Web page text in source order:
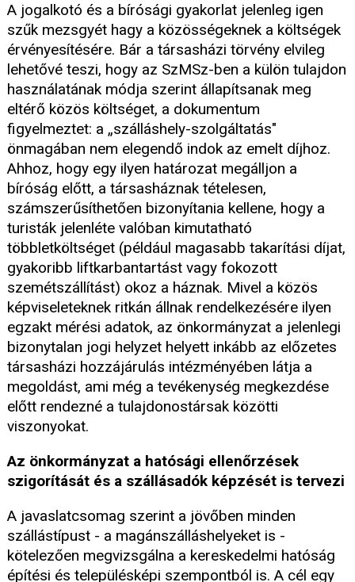
A jogalkotó és a bírósági gyakorlat jelenleg igen
szűk mezsgyét hagy a közösségeknek a költségek
érvényesítésére. Bár a társasházi törvény elvileg
lehetővé teszi, hogy az SzMSz-ben a külön tulajdon
használatának módja szerint állapítsanak meg
eltérő közös költséget, a dokumentum
figyelmeztet: a „szálláshely-szolgáltatás"
önmagában nem elegendő indok az emelt díjhoz.
Ahhoz, hogy egy ilyen határozat megálljon a
bíróság előtt, a társasháznak tételesen,
számszerűsíthetően bizonyítania kellene, hogy a
turisták jelenléte valóban kimutatható
többletköltséget (például magasabb takarítási díjat,
gyakoribb liftkarbantartást vagy fokozott
szemétszállítást) okoz a háznak. Mivel a közös
képviseleteknek ritkán állnak rendelkezésére ilyen
egzakt mérési adatok, az önkormányzat a jelenlegi
bizonytalan jogi helyzet helyett inkább az előzetes
társasházi hozzájárulás intézményében látja a
megoldást, ami még a tevékenység megkezdése
előtt rendezné a tulajdonostársak közötti
viszonyokat.
Az önkormányzat a hatósági ellenőrzések
szigorítását és a szállásadók képzését is tervezi
A javaslatcsomag szerint a jövőben minden
szállástípust - a magánszálláshelyeket is -
kötelezően megvizsgálna a kereskedelmi hatóság
építési és településképi szempontból is. A cél egy